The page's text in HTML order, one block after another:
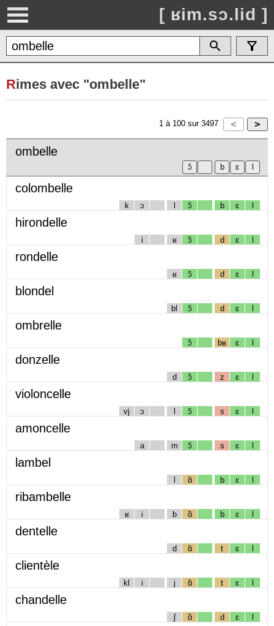
[ ʁim.sɔ.lid ]
Rimes avec "ombelle"
1 à 100 sur 3497
ombelle
colombelle
k ɔ l ɔ̃ b ɛ l
hirondelle
i ʁ ɔ̃ d ɛ l
rondelle
ʁ ɔ̃ d ɛ l
blondel
bl ɔ̃ d ɛ l
ombrelle
ɔ̃ bʁ ɛ l
donzelle
d ɔ̃ z ɛ l
violoncelle
vj ɔ l ɔ̃ s ɛ l
amoncelle
a m ɔ̃ s ɛ l
lambel
l ɑ̃ b ɛ l
ribambelle
ʁ i b ɑ̃ b ɛ l
dentelle
d ɑ̃ t ɛ l
clientèle
kl i j ɑ̃ t ɛ l
chandelle
ʃ ɑ̃ d ɛ l